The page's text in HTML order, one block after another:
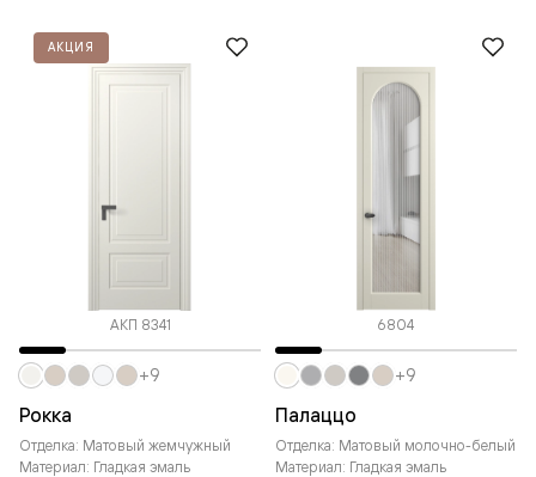
АКЦИЯ
АКП 8341
Рокка
Отделка: Матовый жемчужный
Материал: Гладкая эмаль
+9
6804
Палаццо
Отделка: Матовый молочно-белый
Материал: Гладкая эмаль
+9